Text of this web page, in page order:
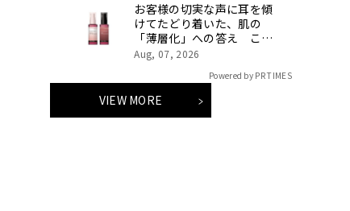
お客様の切実な声に耳を傾
けてたどり着いた、肌の
「薄層化」への答え こす
らず、うるおす朝夜別オー
美肌液」が、さらなる高機
能化を遂げてリニューア
Aug, 07, 2026
Powered by PR TIMES
VIEW MORE